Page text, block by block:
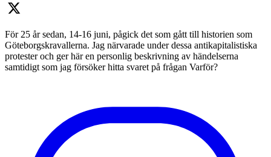
För 25 år sedan, 14-16 juni, pågick det som gått till historien som
Göteborgskravallerna. Jag närvarade under dessa antikapitalistiska
protester och ger här en personlig beskrivning av händelserna
samtidigt som jag försöker hitta svaret på frågan Varför?